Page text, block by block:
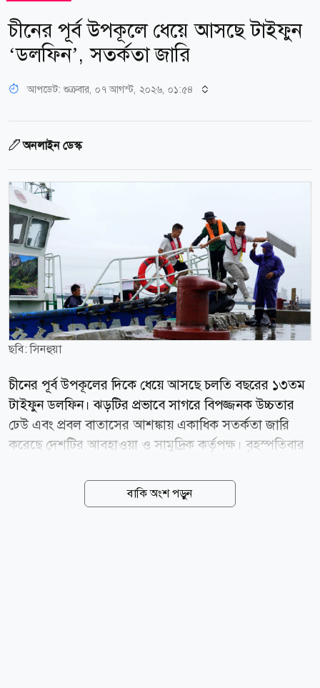
চীনের পূর্ব উপকূলে ধেয়ে আসছে টাইফুন
‘ডলফিন’, সতর্কতা জারি
আপডেট: শুক্রবার, ০৭ আগস্ট, ২০২৬, ০১:৫৪
অনলাইন ডেস্ক
ছবি: সিনহুয়া
চীনের পূর্ব উপকূলের দিকে ধেয়ে আসছে চলতি বছরের ১৩তম
টাইফুন ডলফিন। ঝড়টির প্রভাবে সাগরে বিপজ্জনক উচ্চতার
ঢেউ এবং প্রবল বাতাসের আশঙ্কায় একাধিক সতর্কতা জারি
করেছে দেশটির আবহাওয়া ও সামুদ্রিক কর্তৃপক্ষ। বৃহস্পতিবার
(এনএমইএফসি) জানায়, বৃহস্পতিবার থেকে শুক্রবারের মধ্যে
পূর্ব চীন সাগরের পূর্বাংশে ৬ থেকে ১০ মিটার উচ্চতার ঢেউ সৃষ্টি
বাকি অংশ পড়ুন